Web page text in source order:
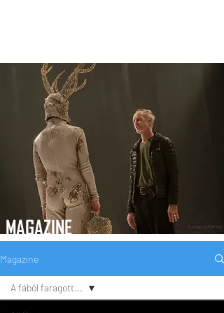
MAGAZINE
Magazine
A fából faragott...